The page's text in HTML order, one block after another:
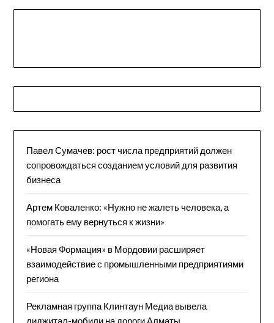
Павел Сумачев: рост числа предприятий должен
сопровождаться созданием условий для развития
бизнеса
Артем Коваленко: «Нужно не жалеть человека, а
помогать ему вернуться к жизни»
«Новая Формация» в Мордовии расширяет
взаимодействие с промышленными предприятиями
региона
Рекламная группа Клинтаун Медиа вывела
диджитал-мобили на дороги Алматы